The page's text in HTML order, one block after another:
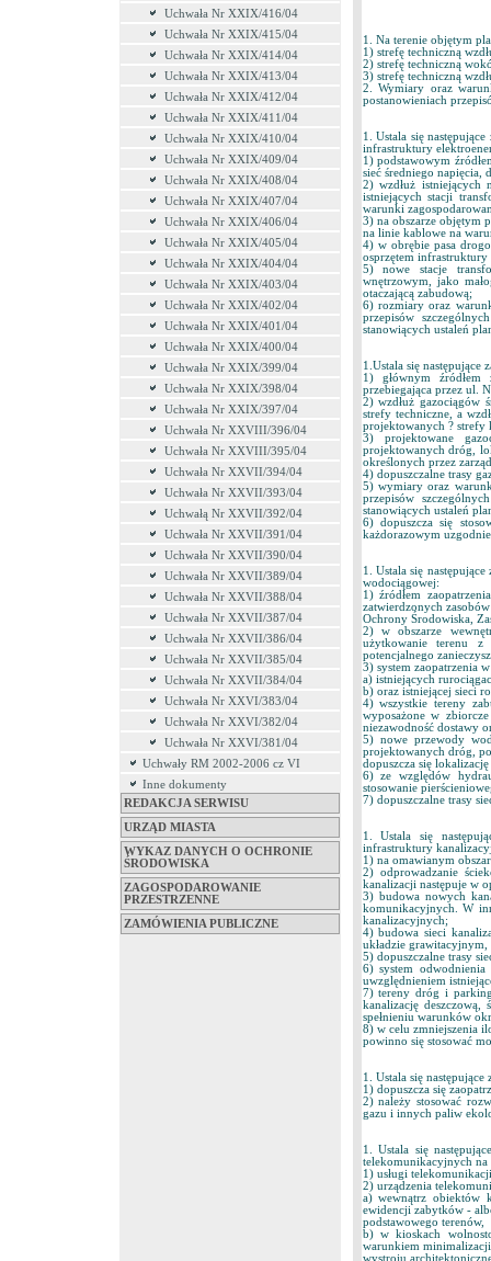
Uchwała Nr XXIX/416/04
Uchwała Nr XXIX/415/04
Uchwała Nr XXIX/414/04
Uchwała Nr XXIX/413/04
Uchwała Nr XXIX/412/04
Uchwała Nr XXIX/411/04
Uchwała Nr XXIX/410/04
Uchwała Nr XXIX/409/04
Uchwała Nr XXIX/408/04
Uchwała Nr XXIX/407/04
Uchwała Nr XXIX/406/04
Uchwała Nr XXIX/405/04
Uchwała Nr XXIX/404/04
Uchwała Nr XXIX/403/04
Uchwała Nr XXIX/402/04
Uchwała Nr XXIX/401/04
Uchwała Nr XXIX/400/04
Uchwała Nr XXIX/399/04
Uchwała Nr XXIX/398/04
Uchwała Nr XXIX/397/04
Uchwała Nr XXVIII/396/04
Uchwała Nr XXVIII/395/04
Uchwała Nr XXVII/394/04
Uchwała Nr XXVII/393/04
Uchwałą Nr XXVII/392/04
Uchwała Nr XXVII/391/04
Uchwała Nr XXVII/390/04
Uchwała Nr XXVII/389/04
Uchwała Nr XXVII/388/04
Uchwała Nr XXVII/387/04
Uchwała Nr XXVII/386/04
Uchwała Nr XXVII/385/04
Uchwała Nr XXVII/384/04
Uchwała Nr XXVI/383/04
Uchwała Nr XXVI/382/04
Uchwała Nr XXVI/381/04
Uchwały RM 2002-2006 cz VI
Inne dokumenty
REDAKCJA SERWISU
URZĄD MIASTA
WYKAZ DANYCH O OCHRONIE
ŚRODOWISKA
ZAGOSPODAROWANIE
PRZESTRZENNE
ZAMÓWIENIA PUBLICZNE
1. Na terenie objętym
1) strefę techniczną
2) strefę techniczną
3) strefę techniczną
2. Wymiary oraz
postanowieniach
1. Ustala się
infrastruktury
1) podstawowym
sieć średniego napięcia,
2) wzdłuż istniejących
istniejących stacji
warunki
3) na obszarze objętym
na linie kablowe na
4) w obrębie pasa
osprzętem
5) nowe stacje
wnętrzowym, jako
otaczającą zabudową;
6) rozmiary oraz
przepisów
stanowiących ustaleń
1.Ustala się
1) głównym źródłem
przebiegająca przez ul.
2) wzdłuż gazociągów
strefy techniczne, a
projektowanych ? strefy
3) projektowane
projektowanych dróg,
określonych przez
4) dopuszczalne trasy
5) wymiary oraz
przepisów
stanowiących ustaleń
6) dopuszcza się
każdorazowym
1. Ustala się
wodociągowej:
1) źródłem
zatwierdzonych
Ochrony Środowiska,
2) w obszarze
użytkowanie terenu z
potencjalnego
3) system zaopatrzenia
a) istniejących
b) oraz istniejącej sieci
4) wszystkie tereny
wyposażone w
niezawodność dostawy
5) nowe przewody
projektowanych dróg,
dopuszcza się
6) ze względów
stosowanie
7) dopuszczalne trasy
1. Ustala się
infrastruktury
1) na omawianym
2) odprowadzanie
kanalizacji następuje w
3) budowa nowych
komunikacyjnych. W
kanalizacyjnych;
4) budowa sieci
układzie
5) dopuszczalne trasy
6) system
uwzględnieniem
7) tereny dróg i
kanalizację
spełnieniu warunków
8) w celu zmniejszenia
powinno się stosować
1. Ustala się następujące
1) dopuszcza się
2) należy stosować
gazu i innych paliw
1. Ustala się
telekomunikacyjnych na
1) usługi
2) urządzenia
a) wewnątrz obiektów
ewidencji zabytków -
podstawowego terenów,
b) w kioskach
warunkiem
wystroju